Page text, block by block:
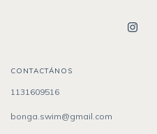
CONTACTÁNOS
1131609516
bonga.swim@gmail.com